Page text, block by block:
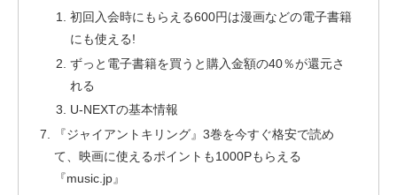
初回入会時にもらえる600円は漫画などの電子書籍
にも使える!
ずっと電子書籍を買うと購入金額の40％が還元さ
れる
U-NEXTの基本情報
『ジャイアントキリング』3巻を今すぐ格安で読め
て、映画に使えるポイントも1000Pもらえる
『music.jp』